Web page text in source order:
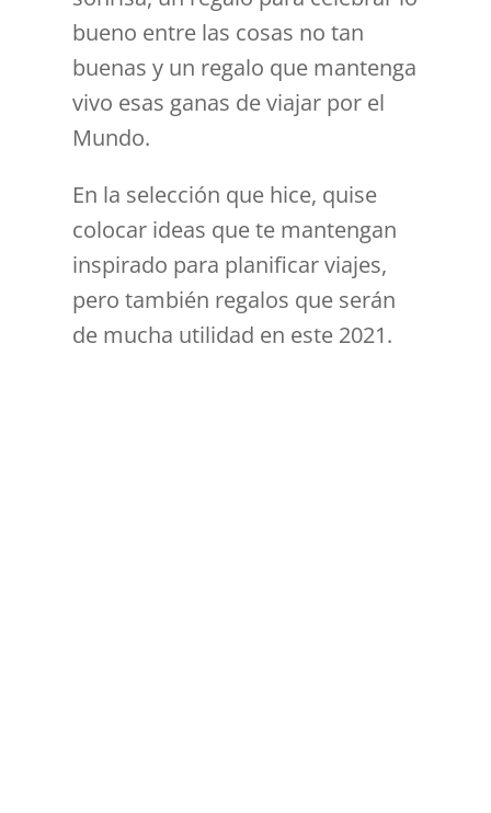
bueno entre las cosas no tan
buenas y un regalo que mantenga
vivo esas ganas de viajar por el
Mundo.
En la selección que hice, quise
colocar ideas que te mantengan
inspirado para planificar viajes,
pero también regalos que serán
de mucha utilidad en este 2021.